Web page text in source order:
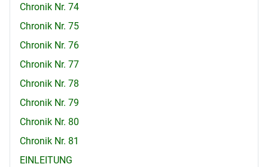
Chronik Nr. 74
Chronik Nr. 75
Chronik Nr. 76
Chronik Nr. 77
Chronik Nr. 78
Chronik Nr. 79
Chronik Nr. 80
Chronik Nr. 81
EINLEITUNG